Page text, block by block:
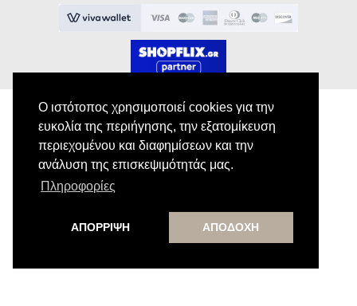
Ο ιστότοπος χρησιμοποιεί cookies για την
ευκολία της περιήγησης, την εξατομίκευση
περιεχομένου και διαφημίσεων και την
ανάλυση της επισκεψιμότητάς μας.
Πληροφορίες
ΑΠΟΡΡΙΨΗ ΑΠΟΔΟΧΗ
Εγγραφή στο Newsletter
Κάνε εγγραφή στο newsletter μας για να
λαμβάνεις αποκλειστικές προσφορές.